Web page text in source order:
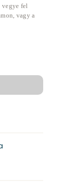
vegye fel
vagy a